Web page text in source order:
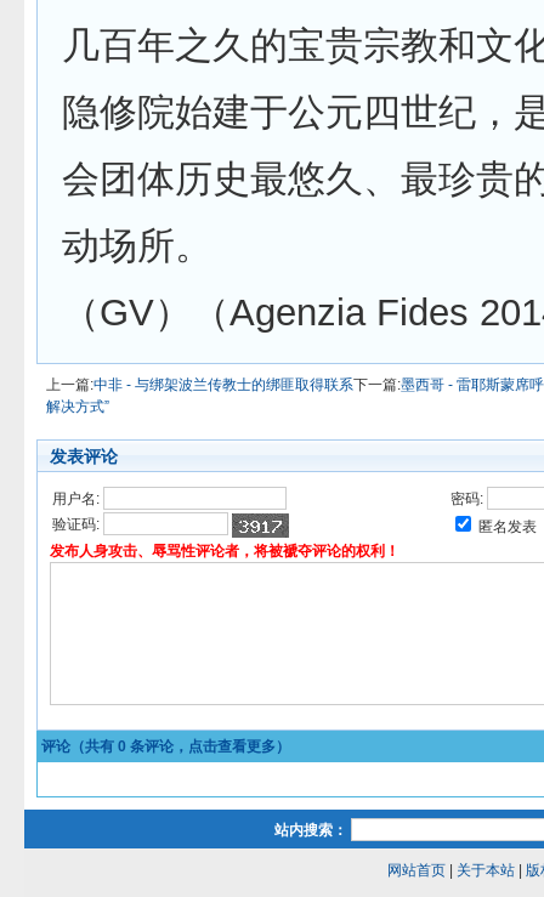
几百年之久的宝贵宗教和文
隐修院始建于公元四世纪，
会团体历史最悠久、最珍贵
动场所。
（GV）（Agenzia Fides
上一篇:中非 - 与绑架波兰传教士的绑匪取得联系下一篇:墨西哥 - 雷耶斯蒙席
解决方式”
发表评论
用户名:
密码:
验证码:
匿名发表
发布人身攻击、辱骂性评论者，将被褫夺评论的权利！
评论（共有 0 条评论，点击查看更多）
站内搜索：
网站首页| 关于本站| 版